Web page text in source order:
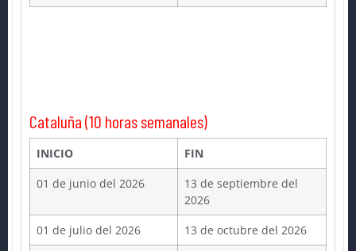
Cataluña (10 horas semanales)
INICIO
FIN
01 de junio del 2026
13 de septiembre del
2026
01 de julio del 2026
13 de octubre del 2026